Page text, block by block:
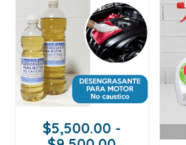
$5,500.00 -